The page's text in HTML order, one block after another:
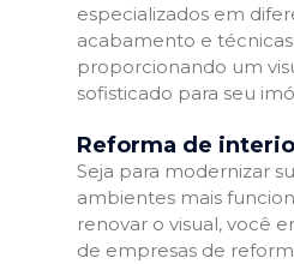
especializados em
acabamento e
proporcionando um
sofisticado para seu
Reforma de
Seja para modernizar
ambientes mais
renovar o visual, você
de empresas de